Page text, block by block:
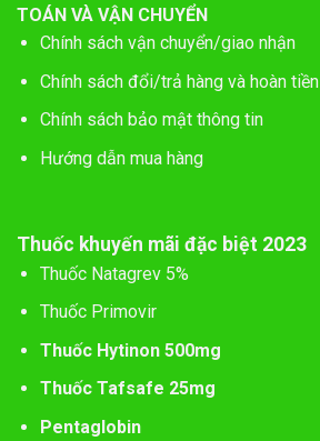
TOÁN VÀ VẬN CHUYỂN
Chính sách vận chuyển/giao nhận
Chính sách đổi/trả hàng và hoàn tiền
Chính sách bảo mật thông tin
Hướng dẫn mua hàng
Thuốc khuyến mãi đặc biệt 2023
Thuốc Natagrev 5%
Thuốc Primovir
Thuốc Hytinon 500mg
Thuốc Tafsafe 25mg
Pentaglobin